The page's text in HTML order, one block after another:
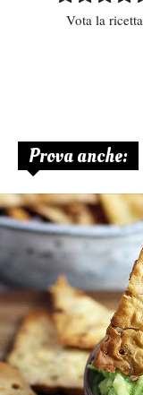
Vota la ricetta
Prova anche: